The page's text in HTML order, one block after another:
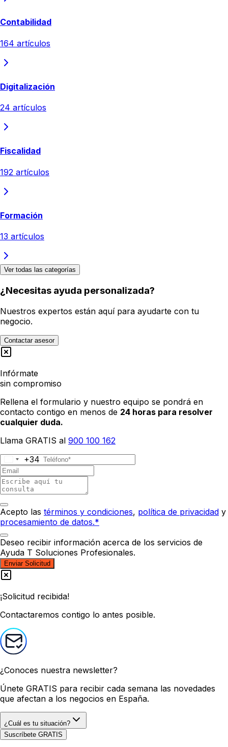
Contabilidad
164 artículos
Digitalización
24 artículos
Fiscalidad
192 artículos
Formación
13 artículos
Ver todas las categorías
¿Necesitas ayuda personalizada?
Nuestros expertos están aquí para ayudarte con tu
negocio.
Contactar asesor
Infórmate
sin compromiso
Rellena el formulario y nuestro equipo se pondrá en
contacto contigo en menos de 24 horas para resolver
cualquier duda.
Llama GRATIS al 900 100 162
+34
Acepto las términos y condiciones, política de privacidad y
procesamiento de datos.*
Deseo recibir información acerca de los servicios de
Ayuda T Soluciones Profesionales.
Enviar Solicitud
¡Solicitud recibida!
Contactaremos contigo lo antes posible.
¿Conoces nuestra newsletter?
Únete GRATIS para recibir cada semana las novedades
que afectan a los negocios en España.
¿Cuál es tu situación?
Suscríbete GRATIS